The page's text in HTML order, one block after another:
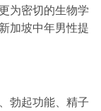
为密切的生物学
加坡中年男性提
勃起功能、精子